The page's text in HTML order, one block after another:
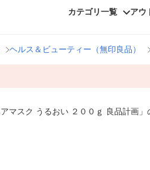
カテゴリ一覧 アウ
ヘルス＆ビューティー（無印良品）